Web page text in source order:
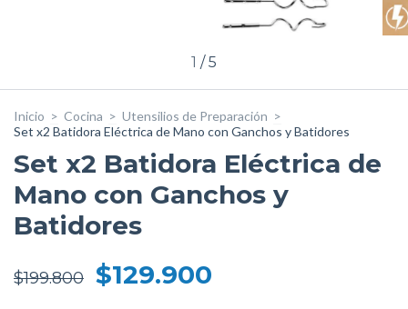
1 /5
Inicio > Cocina > Utensilios de Preparación >
Set x2 Batidora Eléctrica de Mano con Ganchos y Batidores
Set x2 Batidora Eléctrica de
Mano con Ganchos y
Batidores
$199.800 $129.900